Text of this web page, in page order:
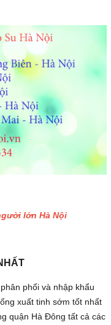
lớn Hà Nội
phối và nhập khẩu
xuất tinh sớm tốt nhất
quận Hà Đông tất cả các